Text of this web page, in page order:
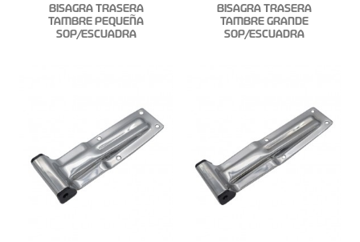
BISAGRA TRASERA
TAMBRE PEQUEÑA
SOP/ESCUADRA
BISAGRA TRASERA
TAMBRE GRANDE
SOP/ESCUADRA